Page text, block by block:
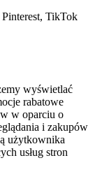
TikTok
wyświetlać
rabatowe
w oparciu o
i zakupów
użytkownika
usług stron